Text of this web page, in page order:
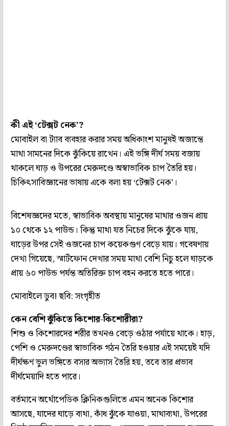
কী এই ‘টেক্সট নেক’?
মোবাইল বা ট্যাব ব্যবহার করার সময় অধিকাংশ মানুষই অজান্তে
মাথা সামনের দিকে ঝুঁকিয়ে রাখেন। এই ভঙ্গি দীর্ঘ সময় বজায়
থাকলে ঘাড় ও উপরের মেরুদণ্ডে অস্বাভাবিক চাপ তৈরি হয়।
চিকিৎসাবিজ্ঞানের ভাষায় একে বলা হয় ‘টেক্সট নেক’।
বিশেষজ্ঞদের মতে, স্বাভাবিক অবস্থায় মানুষের মাথার ওজন প্রায়
১০ থেকে ১২ পাউন্ড। কিন্তু মাথা যত নিচের দিকে ঝুঁকে যায়,
ঘাড়ের উপর সেই ওজনের চাপ কয়েকগুণ বেড়ে যায়। গবেষণায়
দেখা গিয়েছে, স্মার্টফোন দেখার সময় মাথা বেশি নিচু হলে ঘাড়কে
প্রায় ৬০ পাউন্ড পর্যন্ত অতিরিক্ত চাপ বহন করতে হতে পারে।
মোবাইলে ডুব! ছবি: সংগৃহীত
কেন বেশি ঝুঁকিতে কিশোর-কিশোরীরা?
শিশু ও কিশোরদের শরীর তখনও বেড়ে ওঠার পর্যায়ে থাকে। হাড়,
পেশি ও মেরুদণ্ডের স্বাভাবিক গঠন তৈরি হওয়ার এই সময়েই যদি
দীর্ঘক্ষণ ভুল ভঙ্গিতে বসার অভ্যাস তৈরি হয়, তবে তার প্রভাব
দীর্ঘমেয়াদি হতে পারে।
বর্তমানে অর্থোপেডিক ক্লিনিকগুলিতে এমন অনেক কিশোর
আসছে, যাদের ঘাড়ে ব্যথা, কাঁধ ঝুঁকে যাওয়া, মাথাব্যথা, উপরের